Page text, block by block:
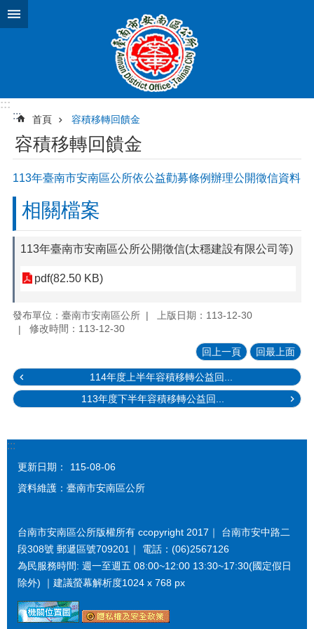
跳到主要內容區塊
:::
:::
首頁 容積移轉回饋金
容積移轉回饋金
113年臺南市安南區公所依公益勸募條例辦理公開徵信資料
相關檔案
113年臺南市安南區公所公開徵信(太穩建設有限公司等)
pdf(82.50 KB)
發布單位：臺南市安南區公所
上版日期：113-12-30
修改時間：113-12-30
回上一頁 回最上面
114年度上半年容積移轉公益回...
113年度下半年容積移轉公益回...
:::
更新日期：
115-08-06
資料維護：臺南市安南區公所
台南市安南區公所版權所有 ccopyright 2017｜ 台南市安中路二
段308號 郵遞區號709201｜ 電話：(06)2567126
為民服務時間: 週一至週五 08:00~12:00 13:30~17:30(國定假日
除外) ｜建議螢幕解析度1024 x 768 px